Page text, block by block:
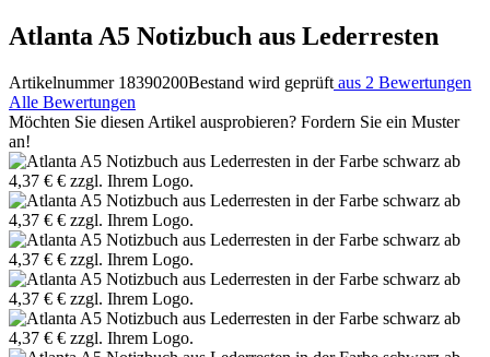
Atlanta A5 Notizbuch aus Lederresten
Artikelnummer 18390200Bestand wird geprüft aus 2 Bewertungen
Alle Bewertungen
Möchten Sie diesen Artikel ausprobieren? Fordern Sie ein Muster
an!